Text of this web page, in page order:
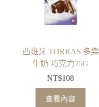
西班牙 TORRAS 多樂
牛奶 巧克力75G
NT$108
查看內容